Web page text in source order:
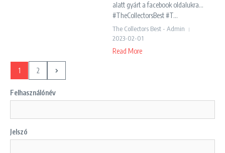
alatt gyárt a facebook oldalukra...
#TheCollectorsBest #T...
The Collectors Best - Admin
2023-02-01
Read More
1 2
Felhasználónév
Jelszó